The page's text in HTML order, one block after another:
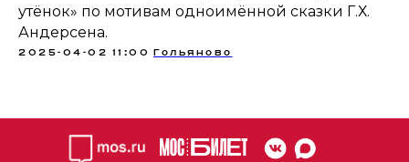
утёнок» по мотивам одноимённой сказки Г.Х.
Андерсена.
2025-04-02 11:00 Гольяново